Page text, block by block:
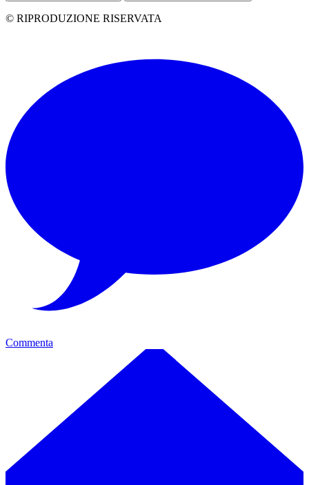
© RIPRODUZIONE RISERVATA
Commenta